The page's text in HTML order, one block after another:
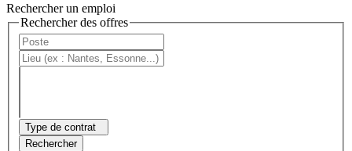
Rechercher un emploi
Rechercher des offres
Type de contrat
Rechercher